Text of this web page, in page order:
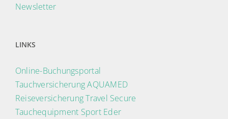
Newsletter
LINKS
Online-Buchungsportal
Tauchversicherung AQUAMED
Reiseversicherung Travel Secure
Tauchequipment Sport Eder